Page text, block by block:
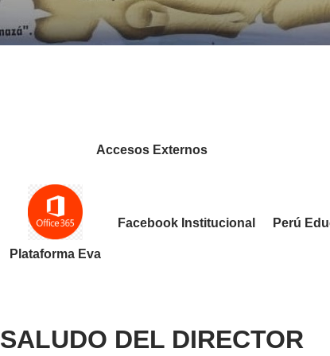
Accesos Externos
Plataforma Eva
Facebook Institucional Perú
SALUDO DEL DIRECTOR